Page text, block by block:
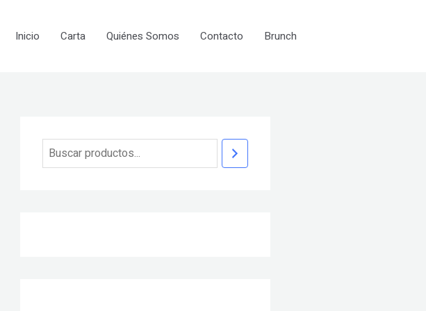
Inicio Carta Quiénes Somos Contacto Brunch